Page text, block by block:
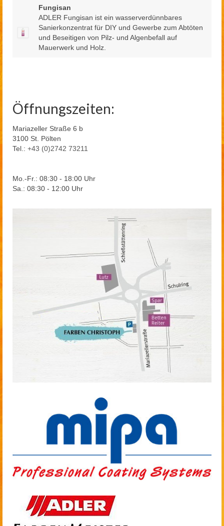
Fungisan
ADLER Fungisan ist ein wasserverdünnbares
Sanierkonzentrat für DIY und Gewerbe zum Abtöten
und Beseitigen von Pilz- und Algenbefall auf
Mauerwerk und Holz.
Öffnungszeiten:
Mariazeller Straße 6 b
3100 St. Pölten
Tel.: +43 (0)2742 73211
Mo.-Fr.: 08:30 - 18:00 Uhr
Sa.: 08:30 - 12:00 Uhr